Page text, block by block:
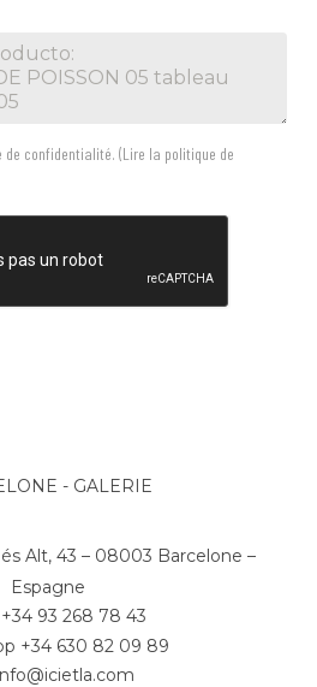
confidentialité. (Lire la politique de
- GALERIE
Alt, 43 – 08003 Barcelone –
Espagne
+34 93 268 78 43
+34 630 82 09 89